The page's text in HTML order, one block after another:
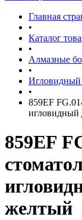
Главная
•
Каталог
•
Алмазные
•
•
859EF
859EF
желтый